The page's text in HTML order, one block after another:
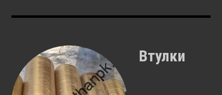
Втулки